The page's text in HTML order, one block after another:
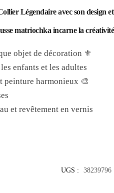
Légendaire avec son design
matriochka incarne la
objet de décoration ⚜️
enfants et les adultes
peinture harmonieux 🎨
et revêtement en vernis
UGS : 38239796